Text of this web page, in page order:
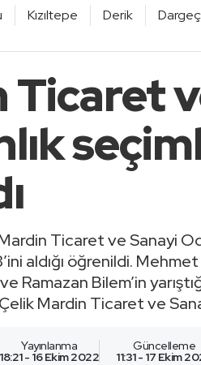
Kızıltepe Derik
Mardin Ticaret ve Sanayi
aldığı öğrenildi.
Ramazan Bilem’in
Çelik Mardin Ticaret ve
Yayınlanma
18:21 - 16 Ekim 2022
Güncelleme
11:31 - 17 Ekim